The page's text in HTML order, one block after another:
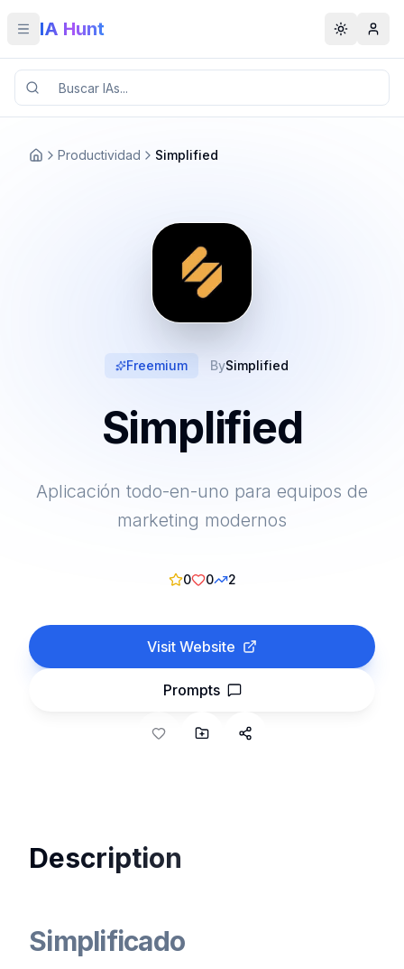
Toggle menu
IA Hunt Toggle
Productividad Simplified
Freemium BySimplified
Simplified
Aplicación todo-en-uno para equipos de
marketing modernos
0 0 2
Visit Website
Prompts
Description
Simplificado